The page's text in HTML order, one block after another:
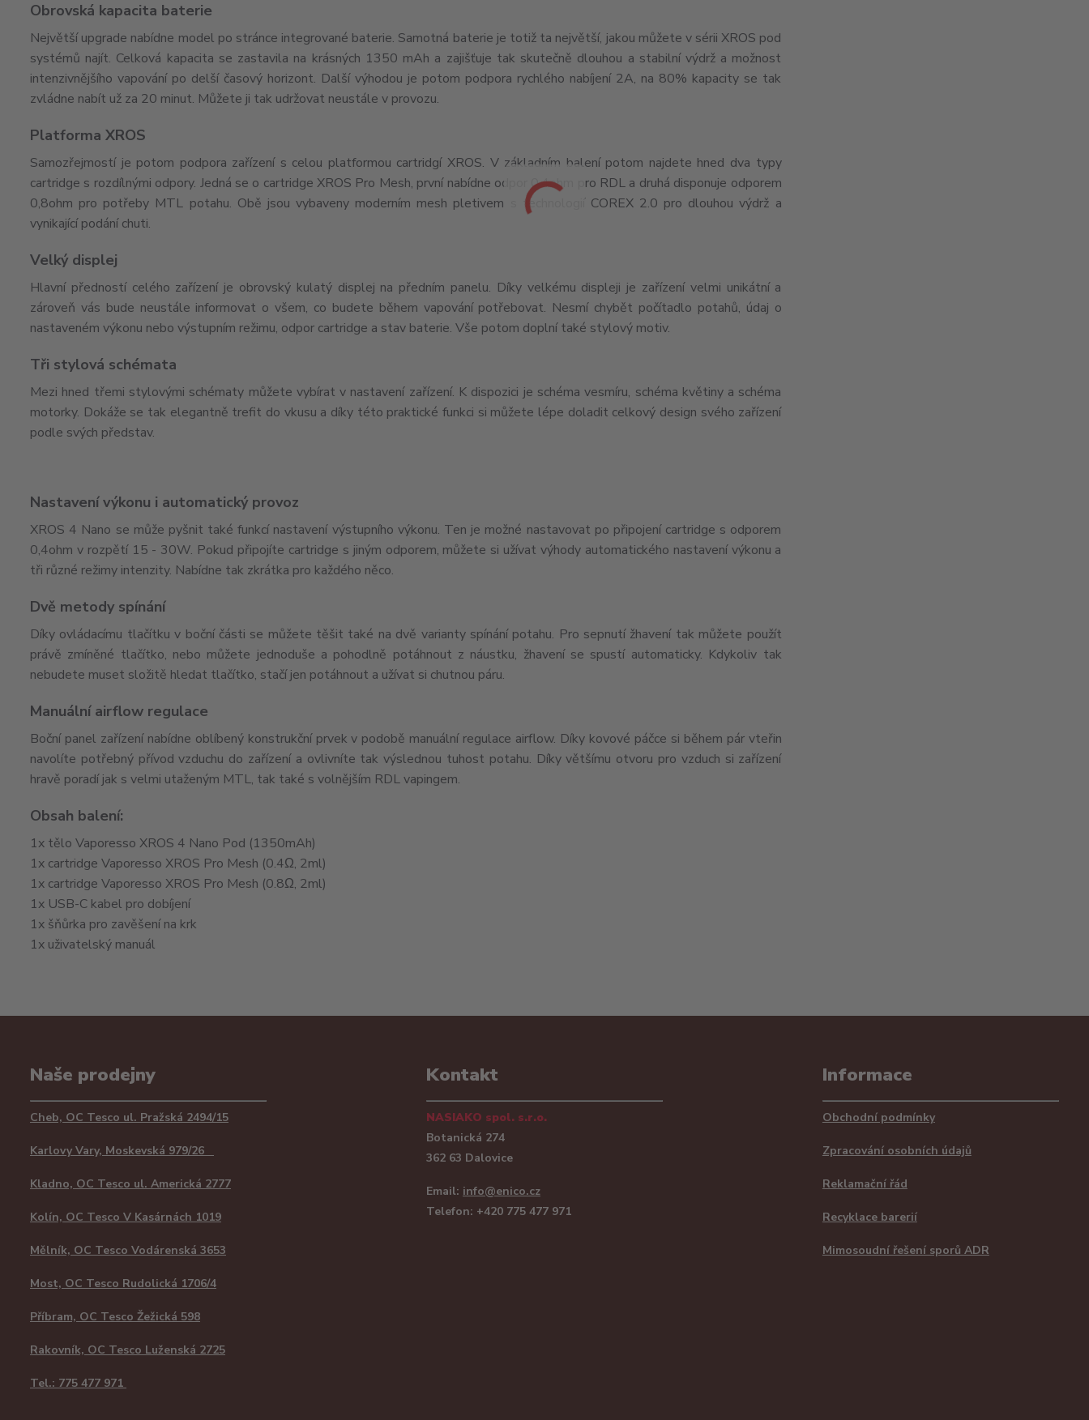
Obrovská kapacita baterie
Největší upgrade nabídne model po stránce integrované baterie. Samotná baterie je totiž ta největší, jakou můžete v sérii XROS pod
systémů najít. Celková kapacita se zastavila na krásných 1350 mAh a zajišťuje tak skutečně dlouhou a stabilní výdrž a možnost
intenzivnějšího vapování po delší časový horizont. Další výhodou je potom podpora rychlého nabíjení 2A, na 80% kapacity se tak
zvládne nabít už za 20 minut. Můžete ji tak udržovat neustále v provozu.
Platforma XROS
Samozřejmostí je potom podpora zařízení s celou platformou cartridgí XROS. V základním balení potom najdete hned dva typy
cartridge s rozdílnými odpory. Jedná se o cartridge XROS Pro Mesh, první nabídne odpor 0,4ohm pro RDL a druhá disponuje odporem
0,8ohm pro potřeby MTL potahu. Obě jsou vybaveny moderním mesh pletivem s technologií COREX 2.0 pro dlouhou výdrž a
vynikající podání chuti.
Velký displej
Hlavní předností celého zařízení je obrovský kulatý displej na předním panelu. Díky velkému displeji je zařízení velmi unikátní a
zároveň vás bude neustále informovat o všem, co budete během vapování potřebovat. Nesmí chybět počítadlo potahů, údaj o
nastaveném výkonu nebo výstupním režimu, odpor cartridge a stav baterie. Vše potom doplní také stylový motiv.
Tři stylová schémata
Mezi hned třemi stylovými schématy můžete vybírat v nastavení zařízení. K dispozici je schéma vesmíru, schéma květiny a schéma
motorky. Dokáže se tak elegantně trefit do vkusu a díky této praktické funkci si můžete lépe doladit celkový design svého zařízení
podle svých představ.
Nastavení výkonu i automatický provoz
XROS 4 Nano se může pyšnit také funkcí nastavení výstupního výkonu. Ten je možné nastavovat po připojení cartridge s odporem
0,4ohm v rozpětí 15 - 30W. Pokud připojíte cartridge s jiným odporem, můžete si užívat výhody automatického nastavení výkonu a
tři různé režimy intenzity. Nabídne tak zkrátka pro každého něco.
Dvě metody spínání
Díky ovládacímu tlačítku v boční části se můžete těšit také na dvě varianty spínání potahu. Pro sepnutí žhavení tak můžete použít
právě zmíněné tlačítko, nebo můžete jednoduše a pohodlně potáhnout z náustku, žhavení se spustí automaticky. Kdykoliv tak
nebudete muset složitě hledat tlačítko, stačí jen potáhnout a užívat si chutnou páru.
Manuální airflow regulace
Boční panel zařízení nabídne oblíbený konstrukční prvek v podobě manuální regulace airflow. Díky kovové páčce si během pár vteřin
navolíte potřebný přívod vzduchu do zařízení a ovlivníte tak výslednou tuhost potahu. Díky většímu otvoru pro vzduch si zařízení
hravě poradí jak s velmi utaženým MTL, tak také s volnějším RDL vapingem.
Obsah balení:
1x tělo Vaporesso XROS 4 Nano Pod (1350mAh)
1x cartridge Vaporesso XROS Pro Mesh (0.4Ω, 2ml)
1x cartridge Vaporesso XROS Pro Mesh (0.8Ω, 2ml)
1x USB-C kabel pro dobíjení
1x šňůrka pro zavěšení na krk
1x uživatelský manuál
Naše prodejny
Cheb, OC Tesco ul. Pražská 2494/15
Karlovy Vary, Moskevská 979/26
Kladno, OC Tesco ul. Americká 2777
Kolín, OC Tesco V Kasárnách 1019
Mělník, OC Tesco Vodárenská 3653
Most, OC Tesco Rudolická 1706/4
Příbram, OC Tesco Žežická 598
Rakovník, OC Tesco Luženská 2725
Tel.: 775 477 971
Kontakt
NASIAKO spol. s.r.o.
Botanická 274
362 63 Dalovice
Email: info@enico.cz
Telefon: +420 775 477 971
Informace
Obchodní podmínky
Zpracování osobních údajů
Reklamační řád
Recyklace barerií
Mimosoudní řešení sporů ADR